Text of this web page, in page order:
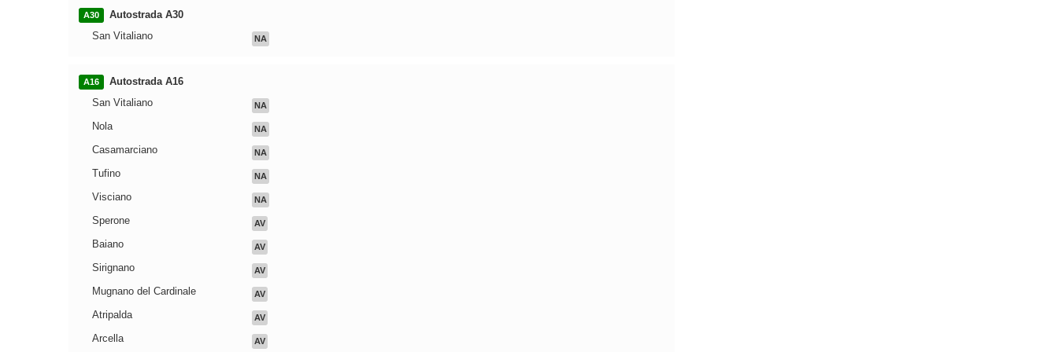
A30
Autostrada A30
San Vitaliano
NA
A16
Autostrada A16
San Vitaliano
NA
Nola NA
Casamarciano NA
Tufino NA
Visciano NA
Sperone AV
Baiano AV
Sirignano AV
Mugnano del Cardinale AV
Atripalda AV
Arcella AV